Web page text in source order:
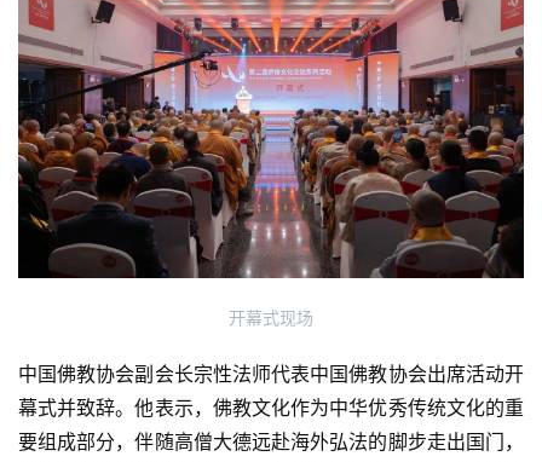
开幕式现场
中国佛教协会副会长宗性法师代表中国佛教协会出席活动开
幕式并致辞。他表示，佛教文化作为中华优秀传统文化的重
要组成部分，伴随高僧大德远赴海外弘法的脚步走出国门，